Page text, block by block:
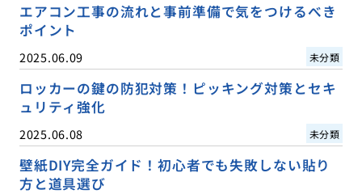
エアコン工事の流れと事前準備で気をつけるべき
ポイント
2025.06.09 未分類
ロッカーの鍵の防犯対策！ピッキング対策とセキ
ュリティ強化
2025.06.08 未分類
壁紙DIY完全ガイド！初心者でも失敗しない貼り
方と道具選び